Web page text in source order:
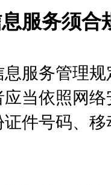
服务须合
服务管理
当依照网
件号码、